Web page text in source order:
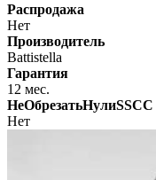
Распродажа
Нет
Производитель
Battistella
Гарантия
12 мес.
НеОбрезатьНулиSSCC
Нет